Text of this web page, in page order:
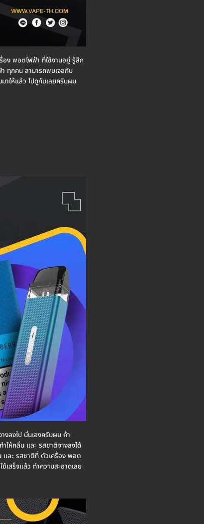
อง พอตไฟฟ้า ที่ใช้งานอยู่ รู้สึก
ทุกคน สามารถพบเจอกับ
าให้แล้ว ไปดูกันเลยครับผม
งลงไป นั่นเองครับผม ถ้า
ให้กลิ่น และ รสชาติจางลงได้
และ รสชาติที่ ตัวเครื่อง พอต
เสร็จแล้ว ทำความสะอาดเลย